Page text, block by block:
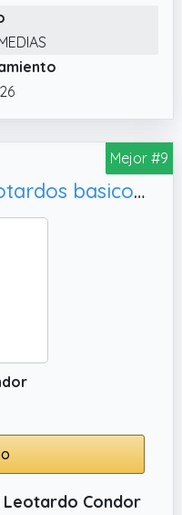
Mejor #9
Condor Canalé - Leotardos basicos acanal, size 0; 6-12 months
Condor